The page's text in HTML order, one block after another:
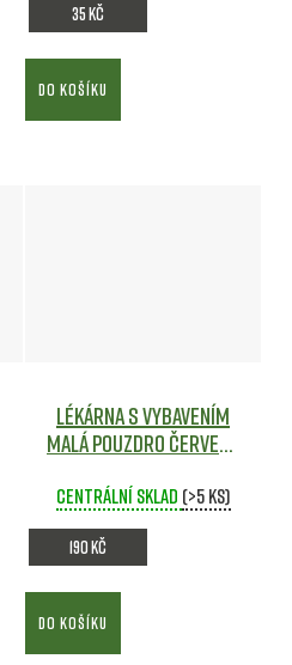
35 Kč
DO KOŠÍKU
Lékárna s vybavením
MALÁ pouzdro ČERVENÉ
Centrální sklad (>5 ks)
190 Kč
DO KOŠÍKU